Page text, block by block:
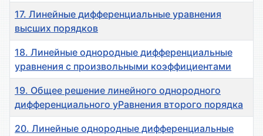
17. Линейные дифференциальные уравнения
высших порядков
18. Линейные однородные дифференциальные
уравнения с произвольными коэффициентами
19. Общее решение линейного однородного
дифференциального уРавнения второго порядка
20. Линейные однородные дифференциальные